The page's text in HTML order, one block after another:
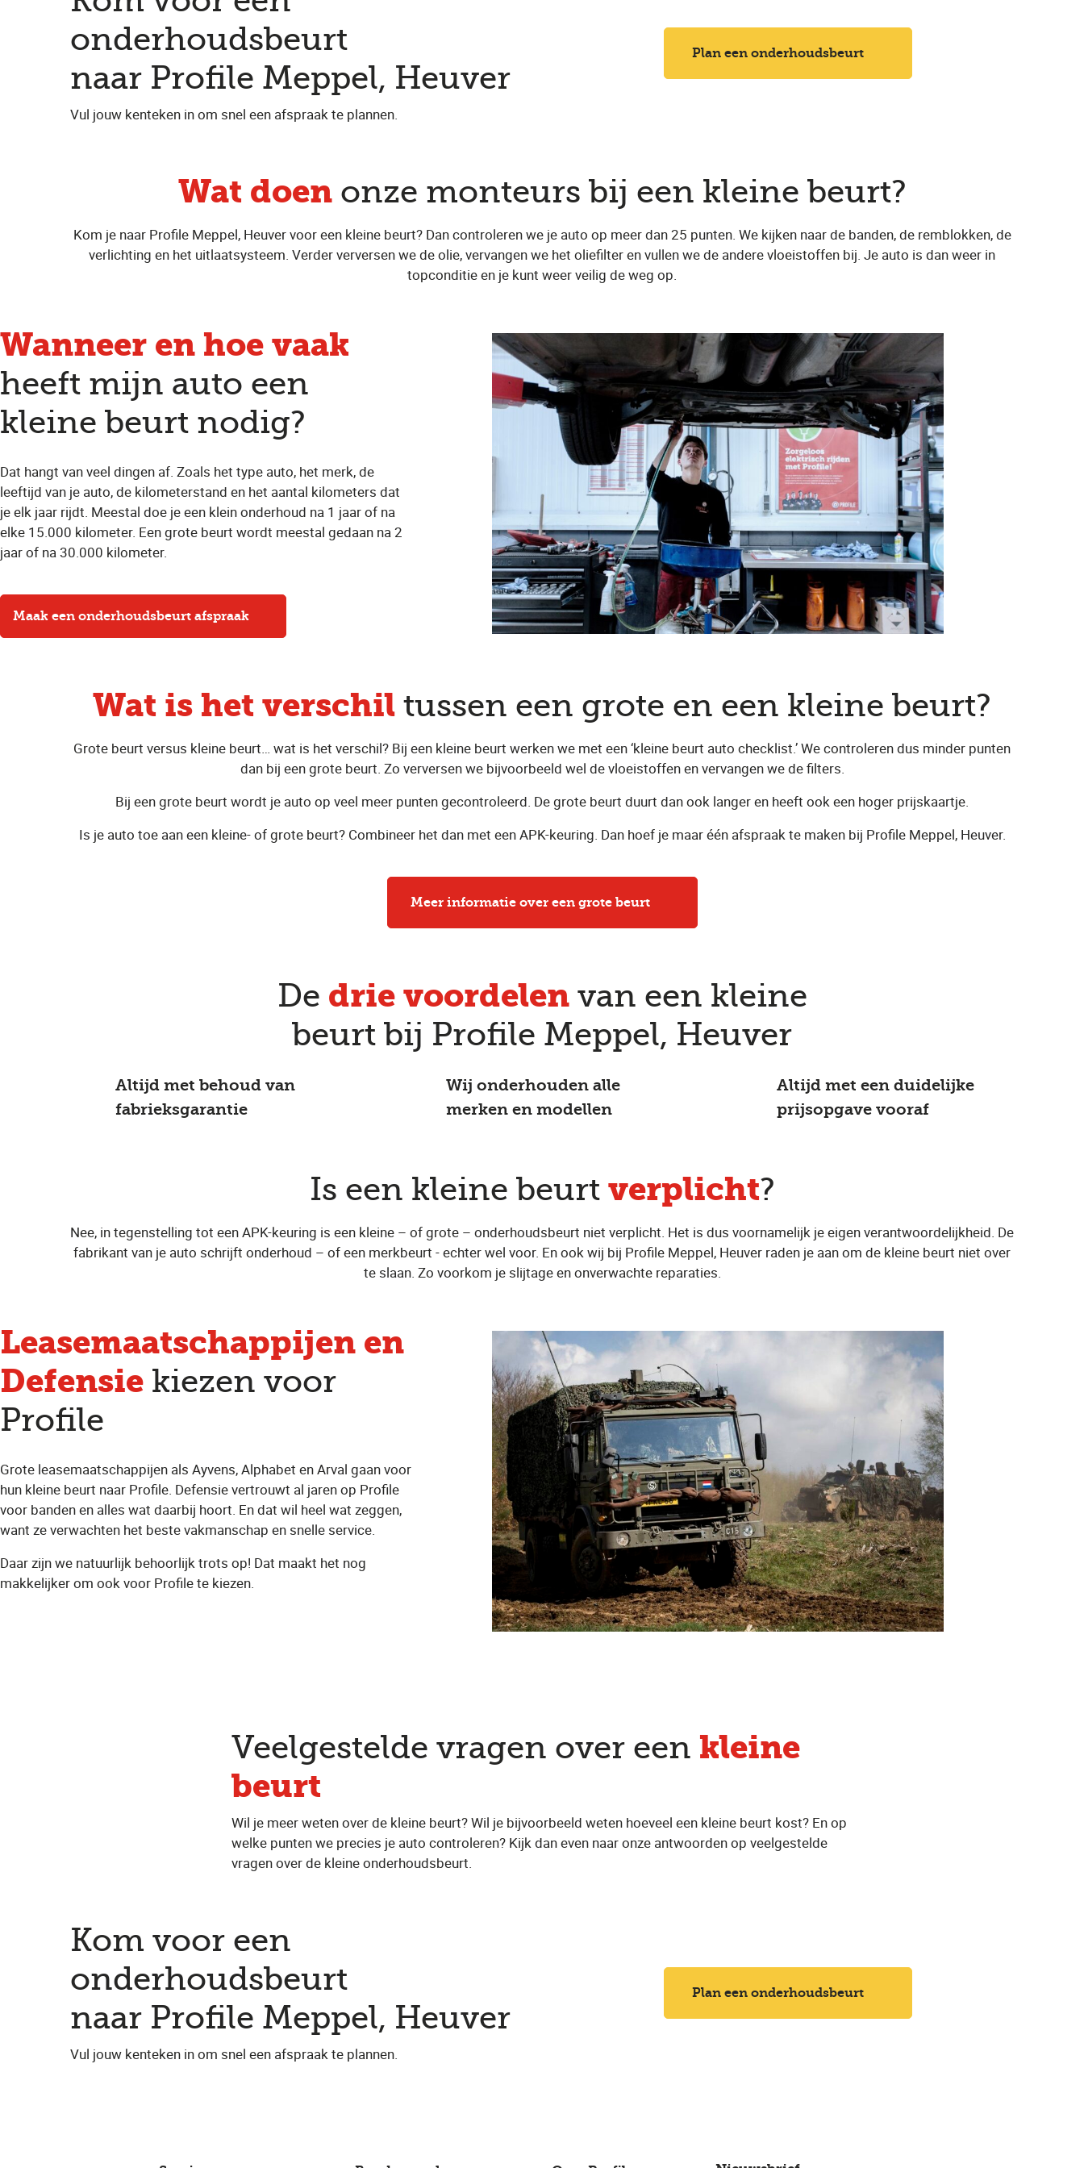
onderhoudsbeurt
naar Profile Meppel, Heuver
Vul jouw kenteken in om snel een afspraak te plannen.
Plan een onderhoudsbeurt
Wat doen onze monteurs bij een kleine beurt?
Kom je naar Profile Meppel, Heuver voor een kleine beurt? Dan controleren we je auto op meer dan 25 punten. We kijken naar de banden, de remblokken, de
verlichting en het uitlaatsysteem. Verder verversen we de olie, vervangen we het oliefilter en vullen we de andere vloeistoffen bij. Je auto is dan weer in
topconditie en je kunt weer veilig de weg op.
Wanneer en hoe vaak
heeft mijn auto een
kleine beurt nodig?
Dat hangt van veel dingen af. Zoals het type auto, het merk, de
leeftijd van je auto, de kilometerstand en het aantal kilometers dat
je elk jaar rijdt. Meestal doe je een klein onderhoud na 1 jaar of na
elke 15.000 kilometer. Een grote beurt wordt meestal gedaan na 2
jaar of na 30.000 kilometer.
Maak een onderhoudsbeurt afspraak
Wat is het verschil tussen een grote en een kleine beurt?
Grote beurt versus kleine beurt… wat is het verschil? Bij een kleine beurt werken we met een ‘kleine beurt auto checklist.’ We controleren dus minder punten
dan bij een grote beurt. Zo verversen we bijvoorbeeld wel de vloeistoffen en vervangen we de filters.
Bij een grote beurt wordt je auto op veel meer punten gecontroleerd. De grote beurt duurt dan ook langer en heeft ook een hoger prijskaartje.
Is je auto toe aan een kleine- of grote beurt? Combineer het dan met een APK-keuring. Dan hoef je maar één afspraak te maken bij Profile Meppel, Heuver.
Meer informatie over een grote beurt
De drie voordelenvan een kleine
beurt bij Profile Meppel, Heuver
Altijd met behoud van
fabrieksgarantie
Wij onderhouden alle
merken en modellen
Altijd met een duidelijke
prijsopgave vooraf
Is een kleine beurt verplicht?
Nee, in tegenstelling tot een APK-keuring is een kleine – of grote – onderhoudsbeurt niet verplicht. Het is dus voornamelijk je eigen verantwoordelijkheid. De
fabrikant van je auto schrijft onderhoud – of een merkbeurt - echter wel voor. En ook wij bij Profile Meppel, Heuver raden je aan om de kleine beurt niet over
te slaan. Zo voorkom je slijtage en onverwachte reparaties.
Leasemaatschappijen en
Defensie kiezen voor
Profile
Grote leasemaatschappijen als Ayvens, Alphabet en Arval gaan voor
hun kleine beurt naar Profile. Defensie vertrouwt al jaren op Profile
voor banden en alles wat daarbij hoort. En dat wil heel wat zeggen,
want ze verwachten het beste vakmanschap en snelle service.
Daar zijn we natuurlijk behoorlijk trots op! Dat maakt het nog
makkelijker om ook voor Profile te kiezen.
Veelgestelde vragen over een kleine
beurt
Wil je meer weten over de kleine beurt? Wil je bijvoorbeeld weten hoeveel een kleine beurt kost? En op
welke punten we precies je auto controleren? Kijk dan even naar onze antwoorden op veelgestelde
vragen over de kleine onderhoudsbeurt.
Kom voor een
onderhoudsbeurt
naar Profile Meppel, Heuver
Vul jouw kenteken in om snel een afspraak te plannen.
Plan een onderhoudsbeurt